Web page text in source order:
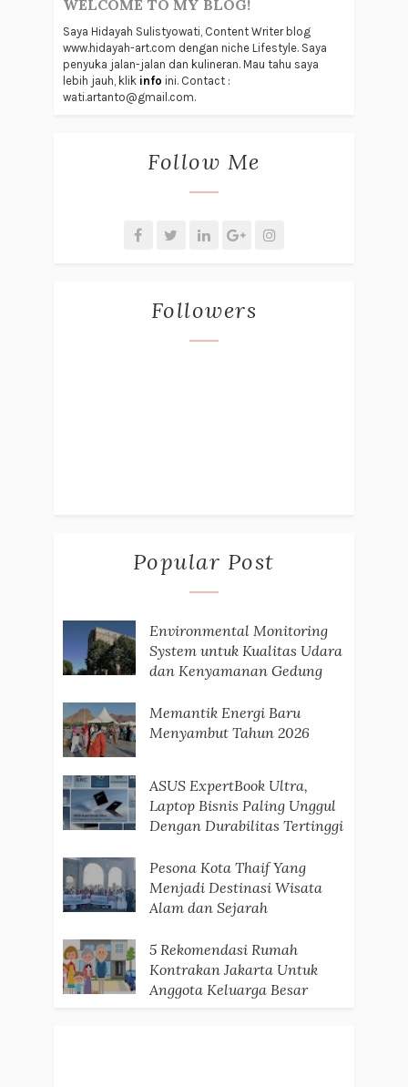
WELCOME TO MY BLOG!
Saya Hidayah Sulistyowati, Content Writer blog
www.hidayah-art.com dengan niche Lifestyle. Saya
penyuka jalan-jalan dan kulineran. Mau tahu saya
lebih jauh, klik info ini. Contact :
wati.artanto@gmail.com.
Follow Me
Followers
Popular Post
Environmental Monitoring
System untuk Kualitas Udara
dan Kenyamanan Gedung
Memantik Energi Baru
Menyambut Tahun 2026
ASUS ExpertBook Ultra,
Laptop Bisnis Paling Unggul
Dengan Durabilitas Tertinggi
Pesona Kota Thaif Yang
Menjadi Destinasi Wisata
Alam dan Sejarah
5 Rekomendasi Rumah
Kontrakan Jakarta Untuk
Anggota Keluarga Besar